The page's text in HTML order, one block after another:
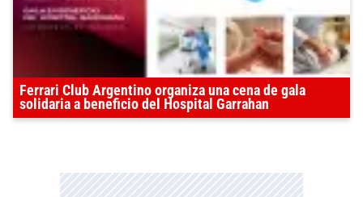
Ferrari Club Argentino organiza una cena de gala
solidaria a beneficio del Hospital Garrahan